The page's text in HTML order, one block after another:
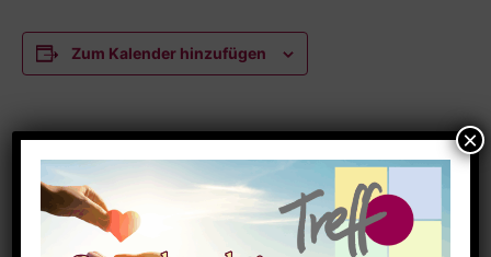
Zum Kalender hinzufügen
Datum:
Oktober 29